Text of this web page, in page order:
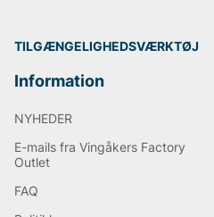
TILGÆNGELIGHEDSVÆRKTØJ
Information
NYHEDER
E-mails fra Vingåkers Factory
Outlet
FAQ